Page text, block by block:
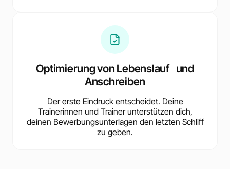
Optimierung von Lebenslauf und
Anschreiben
Der erste Eindruck entscheidet. Deine
Trainerinnen und Trainer unterstützen dich,
deinen Bewerbungsunterlagen den letzten Schliff
zu geben.